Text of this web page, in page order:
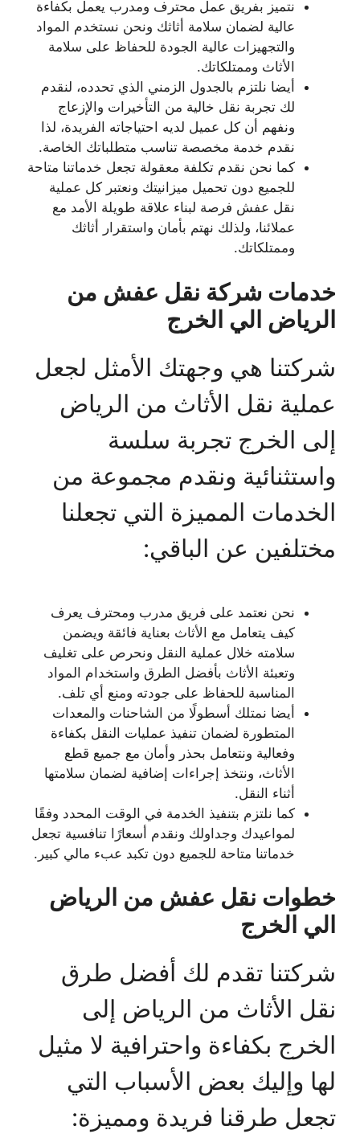
نتميز بفريق عمل محترف ومدرب يعمل بكفاءة
عالية لضمان سلامة أثاثك ونحن نستخدم المواد
والتجهيزات عالية الجودة للحفاظ على سلامة
الأثاث وممتلكاتك.
أيضا نلتزم بالجدول الزمني الذي تحدده، لنقدم
لك تجربة نقل خالية من التأخيرات والإزعاج
ونفهم أن كل عميل لديه احتياجاته الفريدة، لذا
نقدم خدمة مخصصة تناسب متطلباتك الخاصة.
كما نحن نقدم تكلفة معقولة تجعل خدماتنا متاحة
للجميع دون تحميل ميزانيتك ونعتبر كل عملية
نقل عفش فرصة لبناء علاقة طويلة الأمد مع
عملائنا، ولذلك نهتم بأمان واستقرار أثاثك
وممتلكاتك.
خدمات شركة نقل عفش من
الرياض الي الخرج
شركتنا هي وجهتك الأمثل لجعل
عملية نقل الأثاث من الرياض
إلى الخرج تجربة سلسة
واستثنائية ونقدم مجموعة من
الخدمات المميزة التي تجعلنا
مختلفين عن الباقي:
نحن نعتمد على فريق مدرب ومحترف يعرف
كيف يتعامل مع الأثاث بعناية فائقة ويضمن
سلامته خلال عملية النقل ونحرص على تغليف
وتعبئة الأثاث بأفضل الطرق واستخدام المواد
المناسبة للحفاظ على جودته ومنع أي تلف.
أيضا نمتلك أسطولًا من الشاحنات والمعدات
المتطورة لضمان تنفيذ عمليات النقل بكفاءة
وفعالية ونتعامل بحذر وأمان مع جميع قطع
الأثاث، ونتخذ إجراءات إضافية لضمان سلامتها
أثناء النقل.
كما نلتزم بتنفيذ الخدمة في الوقت المحدد وفقًا
لمواعيدك وجداولك ونقدم أسعارًا تنافسية تجعل
خدماتنا متاحة للجميع دون تكبد عبء مالي كبير.
خطوات نقل عفش من الرياض
الي الخرج
شركتنا تقدم لك أفضل طرق
نقل الأثاث من الرياض إلى
الخرج بكفاءة واحترافية لا مثيل
لها وإليك بعض الأسباب التي
تجعل طرقنا فريدة ومميزة: